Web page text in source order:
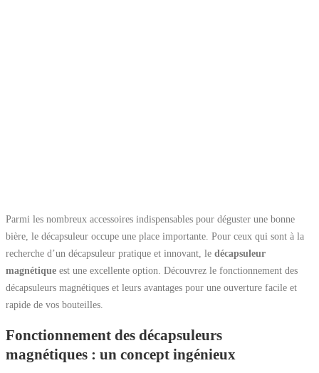
Parmi les nombreux accessoires indispensables pour déguster une bonne
bière, le décapsuleur occupe une place importante. Pour ceux qui sont à la
recherche d’un décapsuleur pratique et innovant, le décapsuleur
magnétique est une excellente option. Découvrez le fonctionnement des
décapsuleurs magnétiques et leurs avantages pour une ouverture facile et
rapide de vos bouteilles.
Fonctionnement des décapsuleurs
magnétiques : un concept ingénieux